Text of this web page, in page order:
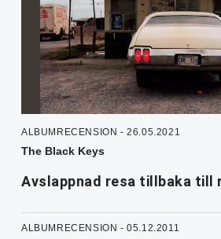
ALBUMRECENSION - 26.05.2021
The Black Keys
Avslappnad resa tillbaka till
ALBUMRECENSION - 05.12.2011